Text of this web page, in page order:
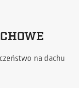
na dachu